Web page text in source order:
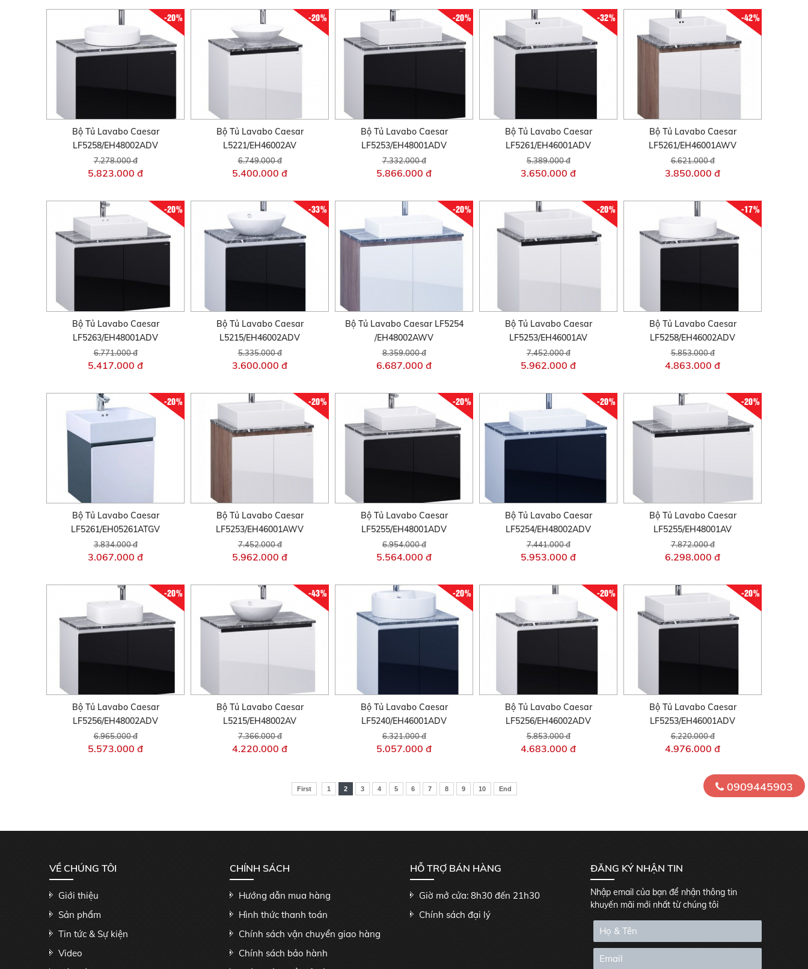
-20%
Bộ Tủ Lavabo Caesar
LF5258/EH48002ADV
7.278.000 đ
5.823.000 đ
-20%
Bộ Tủ Lavabo Caesar
L5221/EH46002AV
6.749.000 đ
5.400.000 đ
-20%
Bộ Tủ Lavabo Caesar
LF5253/EH48001ADV
7.332.000 đ
5.866.000 đ
-32%
Bộ Tủ Lavabo Caesar
LF5261/EH46001ADV
5.389.000 đ
3.650.000 đ
-42%
Bộ Tủ Lavabo Caesar
LF5261/EH46001AWV
6.621.000 đ
3.850.000 đ
-20%
Bộ Tủ Lavabo Caesar
LF5263/EH48001ADV
6.771.000 đ
5.417.000 đ
-33%
Bộ Tủ Lavabo Caesar
L5215/EH46002ADV
5.335.000 đ
3.600.000 đ
-20%
Bộ Tủ Lavabo Caesar LF5254
/EH48002AWV
8.359.000 đ
6.687.000 đ
-20%
Bộ Tủ Lavabo Caesar
LF5253/EH46001AV
7.452.000 đ
5.962.000 đ
-17%
Bộ Tủ Lavabo Caesar
LF5258/EH46002ADV
5.853.000 đ
4.863.000 đ
-20%
Bộ Tủ Lavabo Caesar
LF5261/EH05261ATGV
3.834.000 đ
3.067.000 đ
-20%
Bộ Tủ Lavabo Caesar
LF5253/EH46001AWV
7.452.000 đ
5.962.000 đ
-20%
Bộ Tủ Lavabo Caesar
LF5255/EH48001ADV
6.954.000 đ
5.564.000 đ
-20%
Bộ Tủ Lavabo Caesar
LF5254/EH48002ADV
7.441.000 đ
5.953.000 đ
-20%
Bộ Tủ Lavabo Caesar
LF5255/EH48001AV
7.872.000 đ
6.298.000 đ
-20%
Bộ Tủ Lavabo Caesar
LF5256/EH48002ADV
6.965.000 đ
5.573.000 đ
-43%
Bộ Tủ Lavabo Caesar
L5215/EH48002AV
7.366.000 đ
4.220.000 đ
-20%
Bộ Tủ Lavabo Caesar
LF5240/EH46001ADV
6.321.000 đ
5.057.000 đ
-20%
Bộ Tủ Lavabo Caesar
LF5256/EH46002ADV
5.853.000 đ
4.683.000 đ
-20%
Bộ Tủ Lavabo Caesar
LF5253/EH46001ADV
6.220.000 đ
4.976.000 đ
First 1 2 3 4 5 6 7 8 9 10 End
VỀ CHÚNG TÔI
Giới thiệu
Sản phẩm
Tin tức & Sự kiện
Video
CHÍNH SÁCH
Hướng dẫn mua hàng
Hình thức thanh toán
Chính sách vận chuyển giao hàng
Chính sách bảo hành
HỖ TRỢ BÁN HÀNG
Giờ mở cửa: 8h30 đến 21h30
Chính sách đại lý
ĐĂNG KÝ NHẬN TIN
Nhập email của bạn để nhận thông tin
khuyến mãi mới nhất từ chúng tôi
0909445903